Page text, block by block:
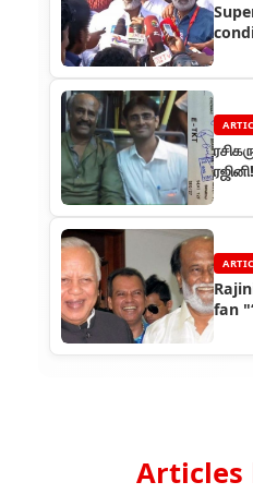
ரஜினி!
fan
Articles